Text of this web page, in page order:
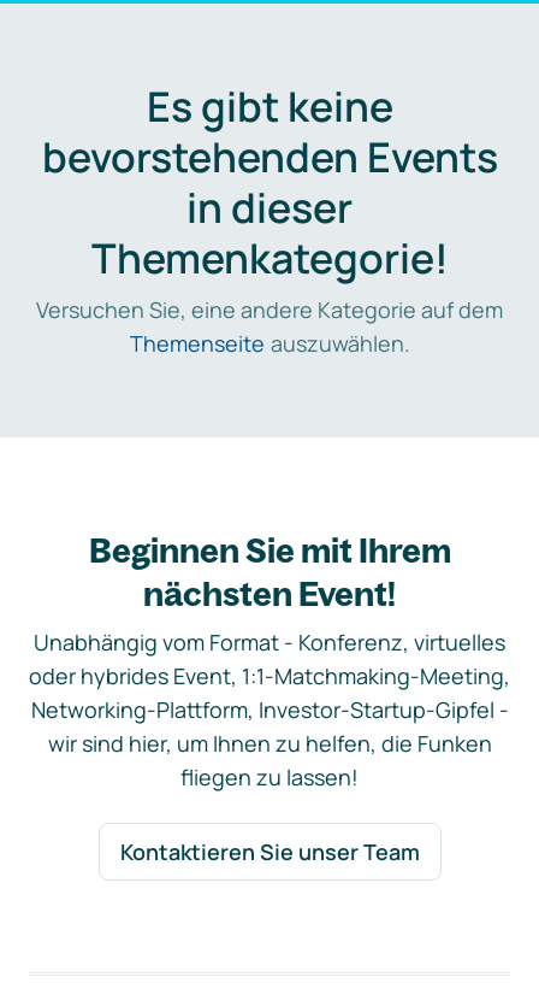
Es gibt keine
bevorstehenden Events
in dieser
Themenkategorie!
Versuchen Sie, eine andere Kategorie auf dem
Themenseite auszuwählen.
Beginnen Sie mit Ihrem
nächsten Event!
Unabhängig vom Format - Konferenz, virtuelles
oder hybrides Event, 1:1-Matchmaking-Meeting,
Networking-Plattform, Investor-Startup-Gipfel -
wir sind hier, um Ihnen zu helfen, die Funken
fliegen zu lassen!
Kontaktieren Sie unser Team